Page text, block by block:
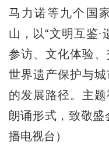
马力诺等九个国
山，以“文明互鉴
参访、文化体验
世界遗产保护与
的发展路径。主
朗诵形式，致敬
播电视台）